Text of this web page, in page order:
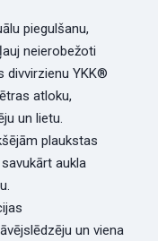
piegulšanu,
neierobežoti
divvirzienu YKK®
atloku,
un lietu.
plaukstas
aukla
un viena